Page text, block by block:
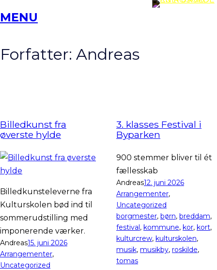
til
MENU
Forfatter: Andreas
Billedkunst fra
øverste hylde
Billedkunsteleverne fra
Kulturskolen bød ind til
sommerudstilling med
imponerende værker.
Andreas15. juni 2026
Arrangementer
Uncategorized
3. klasses Festival i
Byparken
900 stemmer bliver til ét
fællesskab
Andreas12. juni 2026
Arrangementer
Uncategorized
borgmester, børn, breddam
festival, kommune, kor, kort
kulturcrew, kulturskolen
musik, musikby, roskilde
tomas